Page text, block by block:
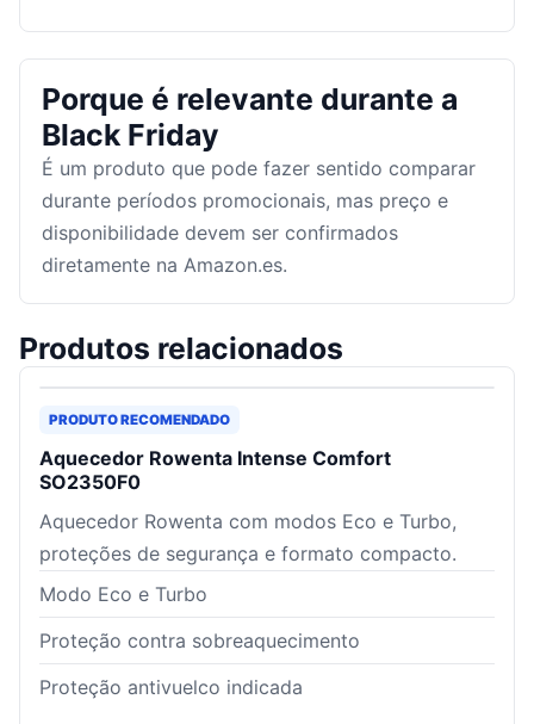
Porque é relevante durante a
Black Friday
É um produto que pode fazer sentido comparar
durante períodos promocionais, mas preço e
disponibilidade devem ser confirmados
diretamente na Amazon.es.
Produtos relacionados
PRODUTO RECOMENDADO
Aquecedor Rowenta Intense Comfort
SO2350F0
Aquecedor Rowenta com modos Eco e Turbo,
proteções de segurança e formato compacto.
Modo Eco e Turbo
Proteção contra sobreaquecimento
Proteção antivuelco indicada